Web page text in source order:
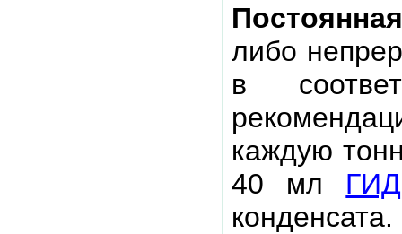
либо
в
каждую
40 мл
конденсата.